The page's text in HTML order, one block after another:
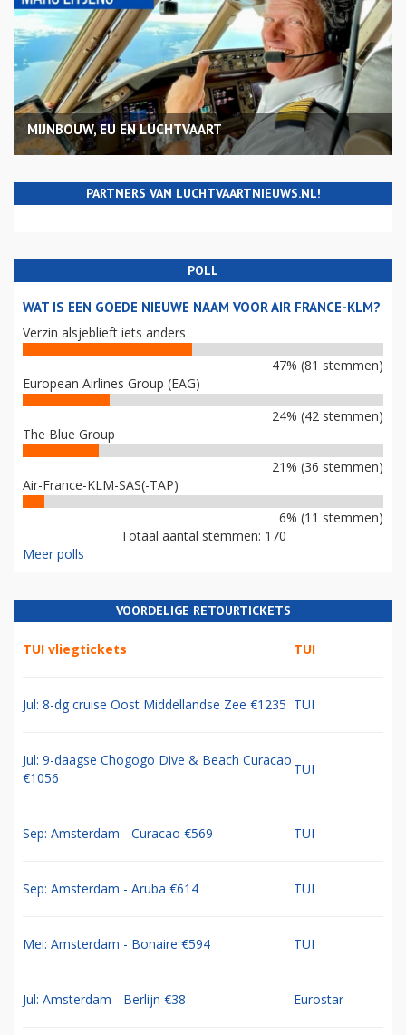
MIJNBOUW, EU EN LUCHTVAART
PARTNERS VAN LUCHTVAARTNIEUWS.NL!
POLL
WAT IS EEN GOEDE NIEUWE NAAM VOOR AIR FRANCE-KLM?
Verzin alsjeblieft iets anders
47% (81 stemmen)
European Airlines Group (EAG)
24% (42 stemmen)
The Blue Group
21% (36 stemmen)
Air-France-KLM-SAS(-TAP)
6% (11 stemmen)
Totaal aantal stemmen: 170
Meer polls
VOORDELIGE RETOURTICKETS
TUI vliegtickets TUI
Jul: 8-dg cruise Oost Middellandse Zee €1235 TUI
Jul: 9-daagse Chogogo Dive & Beach Curacao
€1056
TUI
Sep: Amsterdam - Curacao €569 TUI
Sep: Amsterdam - Aruba €614 TUI
Mei: Amsterdam - Bonaire €594 TUI
Jul: Amsterdam - Berlijn €38 Eurostar